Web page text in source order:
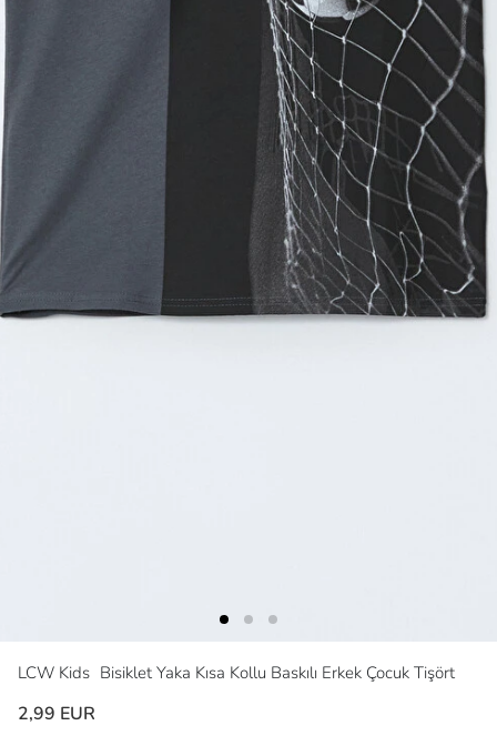
LCW Kids Bisiklet Yaka Kısa Kollu Baskılı Erkek Çocuk Tişört
2,99 EUR